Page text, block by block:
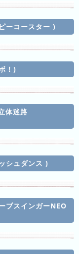
ーコースター )
！)
体迷路
シュダンス )
ブスインガーNEO